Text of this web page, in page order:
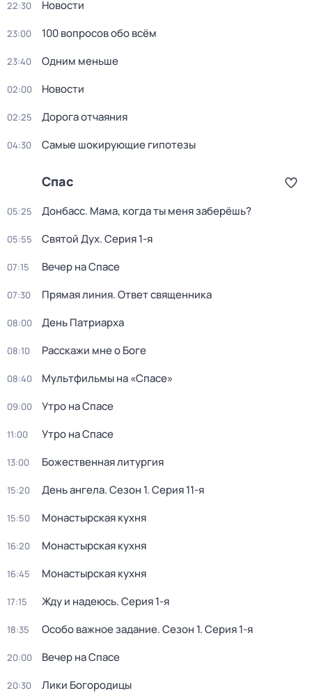
22:30 Новости
23:00 100 вопросов обо всём
23:40 Одним меньше
02:00 Новости
02:25 Дорога отчаяния
04:30 Самые шoкиpующие гипотезы
Спас
05:25 Донбасс. Мама, когда ты меня заберёшь?
05:55 Святой Дух. Серия 1-я
07:15 Вечер на Спасе
07:30 Прямая линия. Ответ священника
08:00 День Патриарха
08:10 Расскажи мне о Боге
08:40 Мультфильмы на «Спасе»
09:00 Утро на Спасе
11:00 Утро на Спасе
13:00 Божественнaя литyргия
15:20 День ангела. Сезон 1. Серия 11-я
15:50 Монастырская кухня
16:20 Монастырская кухня
16:45 Монастырская кухня
17:15 Жду и нaдeюсь. Серия 1-я
18:35 Особо важное задание. Сезон 1. Серия 1-я
20:00 Вечер на Спасе
20:30 Лики Богородицы